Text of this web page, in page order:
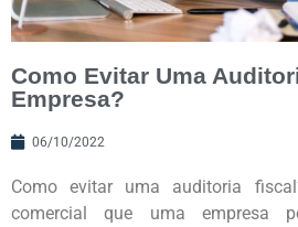
Como Evitar Uma
Empresa?
06/10/2022
Como evitar uma auditoria
comercial que uma empresa